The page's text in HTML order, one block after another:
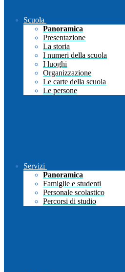
Scuola
Panoramica
Presentazione
La storia
I numeri della scuola
I luoghi
Organizzazione
Le carte della scuola
Le persone
Servizi
Panoramica
Famiglie e studenti
Personale scolastico
Percorsi di studio